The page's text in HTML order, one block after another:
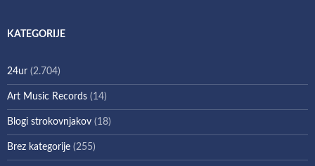
KATEGORIJE
24ur (2.704)
Art Music Records (14)
Blogi strokovnjakov (18)
Brez kategorije (255)